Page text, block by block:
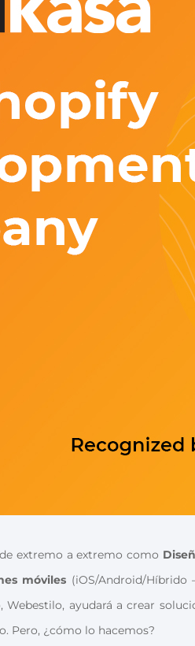
extremo a extremo como
móviles (iOS/Android/Híbrido
ayudará a crear
Pero, ¿cómo lo hacemos?